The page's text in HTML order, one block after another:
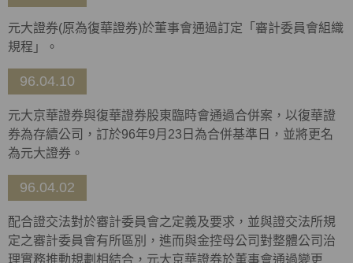
元大證券(原為復華證券)於董事會通過訂定「審計委員會組織
規程」。
96.04.10
元大京華證券與復華證券股東臨時會通過合併案，以復華證
券為存續公司，訂於96年9月23日為合併基準日，並將更名
為元大證券。
96.04.02
配合證交法對於審計委員會之定義及要求，並與證交法所規
定之審計委員會有所區別，進而與金控母公司對整體公司治
理實務推動規劃相結合，元大京華證券於董事會通過變更